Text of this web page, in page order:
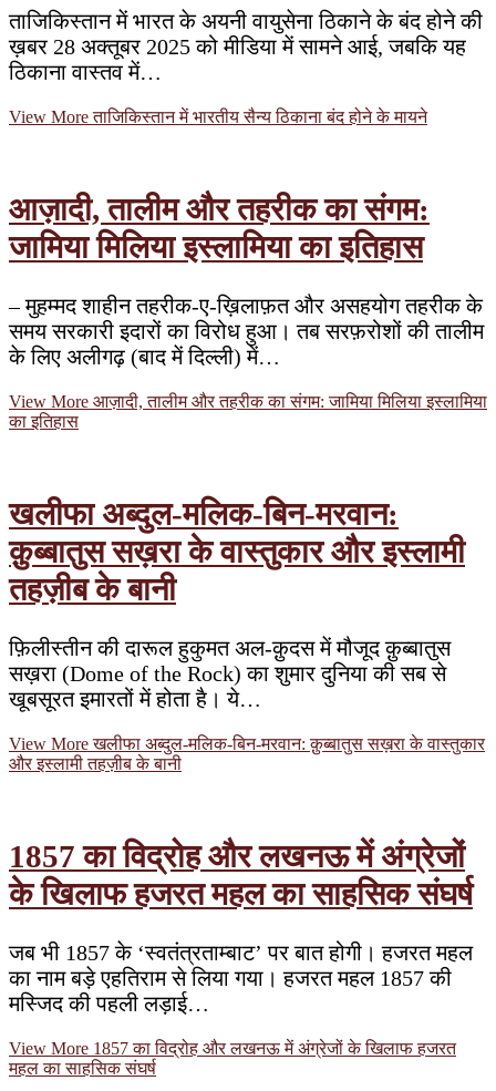
ताजिकिस्तान में भारत के अयनी वायुसेना ठिकाने के बंद होने की
ख़बर 28 अक्तूबर 2025 को मीडिया में सामने आई, जबकि यह
ठिकाना वास्तव में…
View Moreताजिकिस्तान में भारतीय सैन्य ठिकाना बंद होने के मायने
आज़ादी, तालीम और तहरीक का संगम:
जामिया मिलिया इस्लामिया का इतिहास
– मुहम्मद शाहीन तहरीक-ए-ख़िलाफ़त और असहयोग तहरीक के
समय सरकारी इदारों का विरोध हुआ। तब सरफ़रोशों की तालीम
के लिए अलीगढ़ (बाद में दिल्ली) में…
View More आज़ादी, तालीम और तहरीक का संगम: जामिया मिलिया इस्लामिया
का इतिहास
खलीफा अब्दुल-मलिक-बिन-मरवान:
क़ुब्बातुस सख़रा के वास्तुकार और इस्लामी
तहज़ीब के बानी
फ़िलीस्तीन की दारूल हुकुमत अल-क़ुदस में मौजूद क़ुब्बातुस
सख़रा (Dome of the Rock) का शुमार दुनिया की सब से
खूबसूरत इमारतों में होता है। ये…
View Moreखलीफा अब्दुल-मलिक-बिन-मरवान: क़ुब्बातुस सख़रा के वास्तुकार
और इस्लामी तहज़ीब के बानी
1857 का विद्रोह और लखनऊ में अंग्रेजों
के खिलाफ हजरत महल का साहसिक संघर्ष
जब भी 1857 के ‘स्वतंत्रताम्बाट’ पर बात होगी। हजरत महल
का नाम बड़े एहतिराम से लिया गया। हजरत महल 1857 की
मस्जिद की पहली लड़ाई…
View More 1857 का विद्रोह और लखनऊ में अंग्रेजों के खिलाफ हजरत
महल का साहसिक संघर्ष